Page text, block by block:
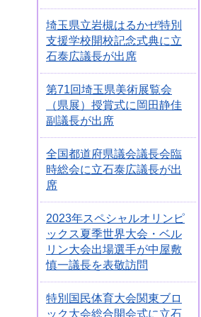
埼玉県立岩槻はるかぜ特別
支援学校開校記念式典に立
石泰広議長が出席
第71回埼玉県美術展覧会
（県展）授賞式に岡田静佳
副議長が出席
全国都道府県議会議長会臨
時総会に立石泰広議長が出
席
2023年スペシャルオリンピ
ックス夏季世界大会・ベル
リン大会出場選手が中屋敷
慎一議長を表敬訪問
特別国民体育大会関東ブロ
ック大会総合開会式に立石